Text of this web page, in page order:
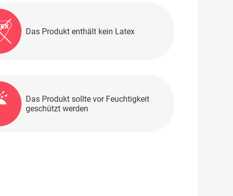
Das Produkt enthält kein Latex
Das Produkt sollte vor Feuchtigkeit
geschützt werden